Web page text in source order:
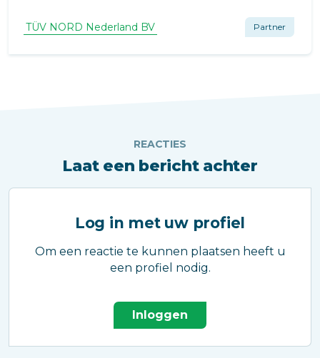
gaat namelijk niet alleen om de laadpaal zelf,
maar om de gehele elektrische installatie die
erachter ligt.
TÜV NORD Nederland BV Partner
REACTIES
Laat een bericht achter
Log in met uw profiel
Om een reactie te kunnen plaatsen heeft u
een profiel nodig.
Inloggen